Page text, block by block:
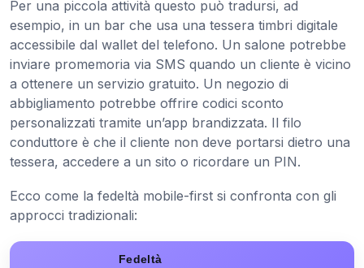
Per una piccola attività questo può tradursi, ad
esempio, in un bar che usa una tessera timbri digitale
accessibile dal wallet del telefono. Un salone potrebbe
inviare promemoria via SMS quando un cliente è vicino
a ottenere un servizio gratuito. Un negozio di
abbigliamento potrebbe offrire codici sconto
personalizzati tramite un’app brandizzata. Il filo
conduttore è che il cliente non deve portarsi dietro una
tessera, accedere a un sito o ricordare un PIN.
Ecco come la fedeltà mobile-first si confronta con gli
approcci tradizionali:
Fedeltà